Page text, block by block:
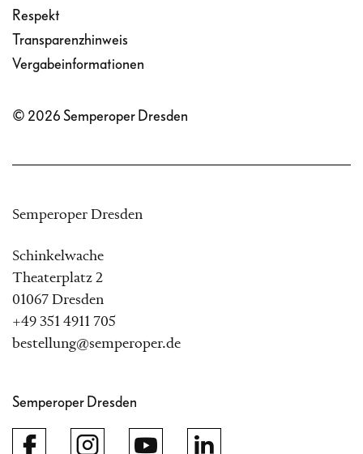
Respekt
Transparenzhinweis
Vergabeinformationen
© 2026 Semperoper Dresden
Semperoper Dresden
Schinkelwache
Theaterplatz 2
01067 Dresden
+49 351 4911 705
bestellung@semperoper.de
Semperoper Dresden